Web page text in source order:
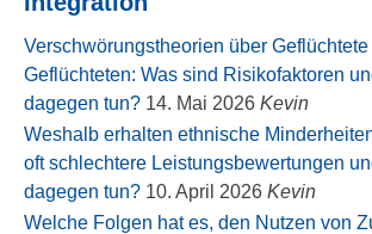
Verschwörungstheorien über
Geflüchteten: Was sind Risikofaktoren
dagegen tun? 14. Mai 2026 Kevin
Weshalb erhalten ethnische
oft schlechtere Leistungsbewertungen
dagegen tun? 10. April 2026 Kevin
Welche Folgen hat es, den Nutzen von